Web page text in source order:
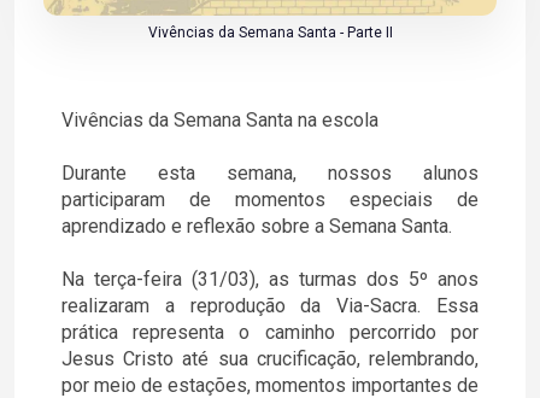
Vivências da Semana Santa - Parte II
Vivências da Semana Santa na escola
Durante esta semana, nossos alunos
participaram de momentos especiais de
aprendizado e reflexão sobre a Semana Santa.
Na terça-feira (31/03), as turmas dos 5º anos
realizaram a reprodução da Via-Sacra. Essa
prática representa o caminho percorrido por
Jesus Cristo até sua crucificação, relembrando,
por meio de estações, momentos importantes de